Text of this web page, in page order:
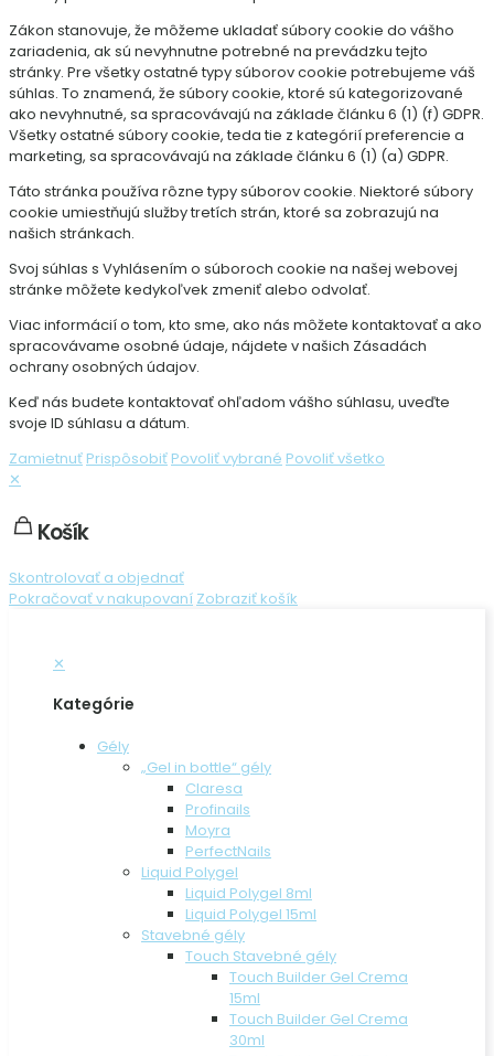
Zákon stanovuje, že môžeme ukladať súbory cookie do vášho
zariadenia, ak sú nevyhnutne potrebné na prevádzku tejto
stránky. Pre všetky ostatné typy súborov cookie potrebujeme váš
súhlas. To znamená, že súbory cookie, ktoré sú kategorizované
ako nevyhnutné, sa spracovávajú na základe článku 6 (1) (f) GDPR.
Všetky ostatné súbory cookie, teda tie z kategórií preferencie a
marketing, sa spracovávajú na základe článku 6 (1) (a) GDPR.
Táto stránka používa rôzne typy súborov cookie. Niektoré súbory
cookie umiestňujú služby tretích strán, ktoré sa zobrazujú na
našich stránkach.
Svoj súhlas s Vyhlásením o súboroch cookie na našej webovej
stránke môžete kedykoľvek zmeniť alebo odvolať.
Viac informácií o tom, kto sme, ako nás môžete kontaktovať a ako
spracovávame osobné údaje, nájdete v našich Zásadách
ochrany osobných údajov.
Keď nás budete kontaktovať ohľadom vášho súhlasu, uveďte
svoje ID súhlasu a dátum.
Zamietnuť Prispôsobiť Povoliť vybrané Povoliť všetko
✕
Košík
Skontrolovať a objednať
Pokračovať v nakupovaní Zobraziť košík
✕
Kategórie
Gély
„Gel in bottle“ gély
Claresa
Profinails
Moyra
PerfectNails
Liquid Polygel
Liquid Polygel 8ml
Liquid Polygel 15ml
Stavebné gély
Touch Stavebné gély
Touch Builder Gel Crema
15ml
Touch Builder Gel Crema
30ml